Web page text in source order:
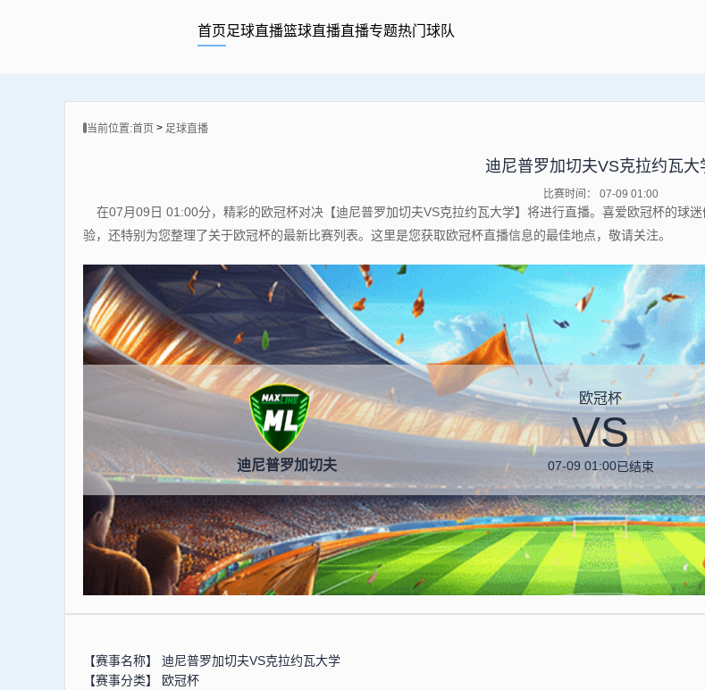
首页足球直播篮球直播直播专题热门球队
当前位置:首页 > 足球直播
迪尼普罗加切夫VS克拉约瓦大
比赛时间： 07-09 01:00
在07月09日 01:00分，精彩的欧冠杯对决【迪尼普罗加切夫VS克拉约瓦大学】将进行直播。喜爱欧冠杯的球
验，还特别为您整理了关于欧冠杯的最新比赛列表。这里是您获取欧冠杯直播信息的最佳地点，敬请关注。
迪尼普罗加切夫
欧冠杯
VS
07-09 01:00已结束
【赛事名称】 迪尼普罗加切夫VS克拉约瓦大学
【赛事分类】
欧冠杯